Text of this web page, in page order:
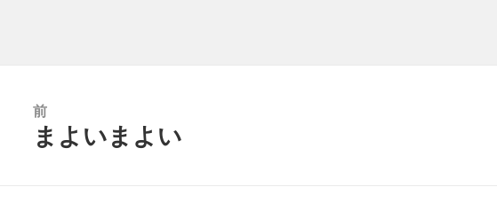
前
前
まよいまよい